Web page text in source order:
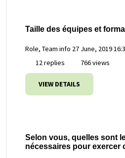
Taille des équipes et
Role, Team info 27 June, 2019
12 replies
766 views
VIEW DETAILS
Selon vous, quelles sont
nécessaires pour exercer